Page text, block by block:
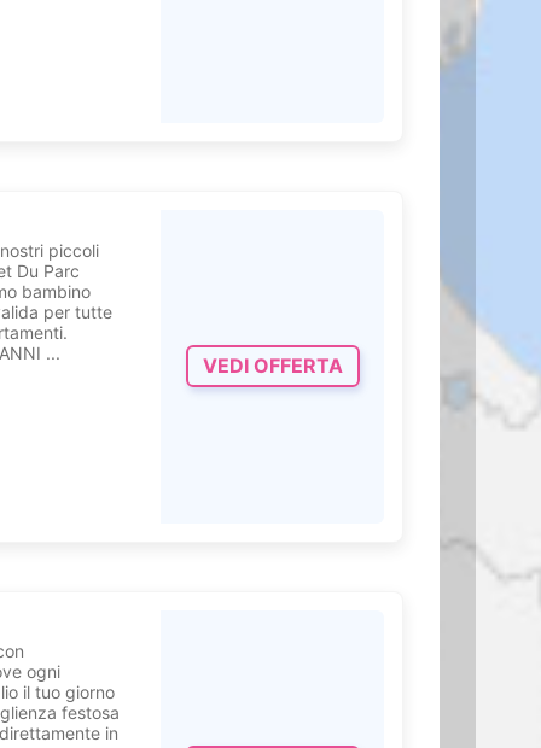
piccoli
Du Parc
bambino
per tutte
...
VEDI OFFERTA
ogni
il tuo giorno
festosa
in